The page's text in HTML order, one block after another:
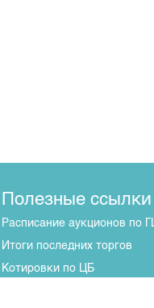
Полезные ссылки
Расписание аукционов по
Итоги последних торгов
Котировки по ЦБ